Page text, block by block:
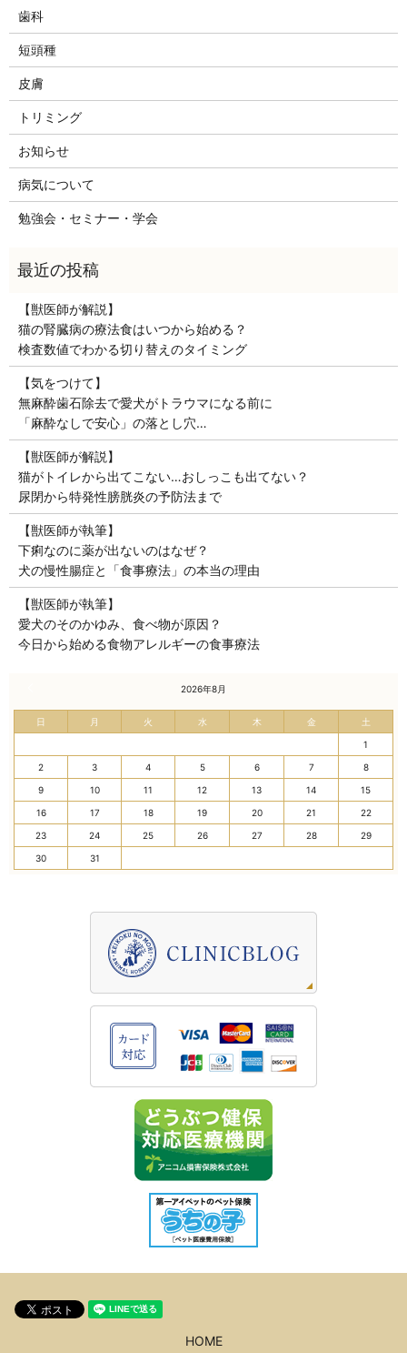
歯科
短頭種
皮膚
トリミング
お知らせ
病気について
勉強会・セミナー・学会
【獣医師が解説】
猫の腎臓病の療法食はいつから始める？
検査数値でわかる切り替えのタイミング
【気をつけて】
無麻酔歯石除去で愛犬がトラウマになる前に
「麻酔なしで安心」の落とし穴…
【獣医師が解説】
猫がトイレから出てこない…おしっこも出てない？
尿閉から特発性膀胱炎の予防法まで
【獣医師が執筆】
下痢なのに薬が出ないのはなぜ？
犬の慢性腸症と「食事療法」の本当の理由
【獣医師が執筆】
愛犬のそのかゆみ、食べ物が原因？
今日から始める食物アレルギーの食事療法
2026年8月
日 月 火 水 木 金 土
1
2 3 4 5 6 7 8
9 10 11 12 13 14 15
16 17 18 19 20 21 22
23 24 25 26 27 28 29
30 31
HOME